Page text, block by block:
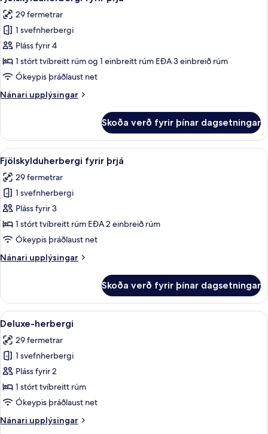
allar
myndir
fyrir
Fjölskylduherbergi
fyrir
þrjá
29 fermetrar
1 svefnherbergi
Pláss fyrir 4
1 stórt tvíbreitt rúm og 1 einbreitt rúm EÐA 3 einbreið rúm
Ókeypis þráðlaust net
Nánari upplýsingar
Nánari
fyrir
þrjá
Skoða verð fyrir þínar dagsetningar
Skoða
allar
myndir
fyrir
Fjölskylduherbergi
fyrir
þrjá
Skrifborð, vinnuaðstaða fyrir
9
Fjölskylduherbergi fyrir þrjá
29 fermetrar
1 svefnherbergi
Pláss fyrir 3
1 stórt tvíbreitt rúm EÐA 2 einbreið rúm
Ókeypis þráðlaust net
Nánari upplýsingar
Nánari
fyrir
þrjá
Skoða verð fyrir þínar dagsetningar
Skoða
allar
myndir
fyrir
Deluxe-
herbergi
Skrifborð, vinnuaðstaða fyrir
9
Deluxe-herbergi
29 fermetrar
1 svefnherbergi
Pláss fyrir 2
1 stórt tvíbreitt rúm
Ókeypis þráðlaust net
Nánari upplýsingar
Nánari